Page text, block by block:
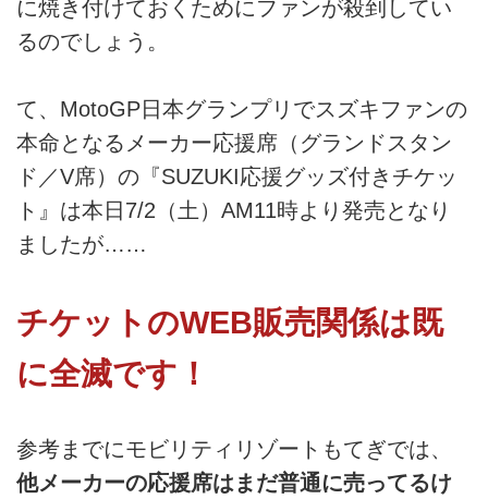
に焼き付けておくためにファンが殺到してい
るのでしょう。
て、MotoGP日本グランプリでスズキファンの
本命となるメーカー応援席（グランドスタン
ド／V席）の『SUZUKI応援グッズ付きチケッ
ト』は本日7/2（土）AM11時より発売となり
ましたが……
チケットのWEB販売関係は既
に全滅です！
参考までにモビリティリゾートもてぎでは、
他メーカーの応援席はまだ普通に売ってるけ